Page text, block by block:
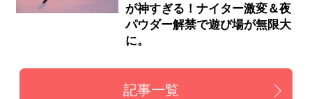
が神すぎる！ナイター激変＆夜
パウダー解禁で遊び場が無限大
に。
記事一覧